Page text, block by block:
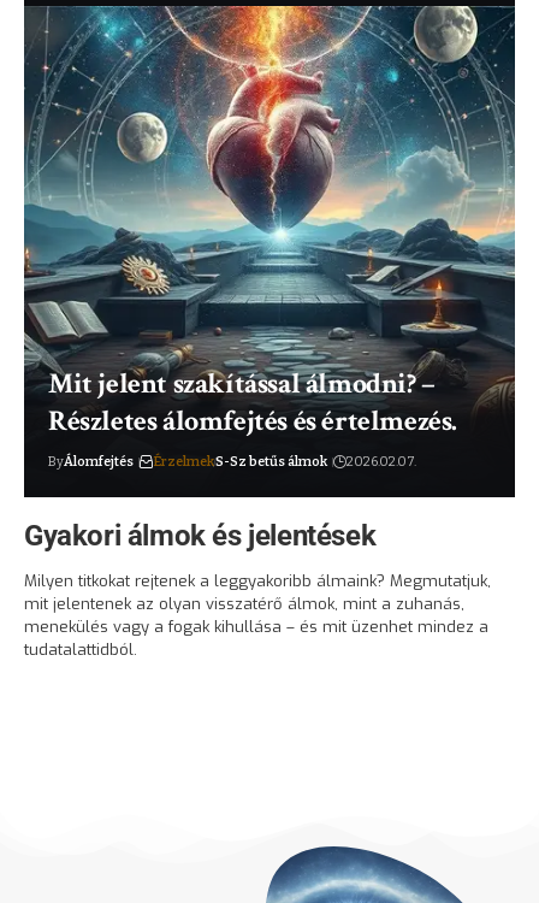
Mit jelent szakítással álmodni? –
Részletes álomfejtés és értelmezés.
ByÁlomfejtés ÉrzelmekS-Sz betűs álmok 2026.02.07.
Gyakori álmok és jelentések
Milyen titkokat rejtenek a leggyakoribb álmaink? Megmutatjuk,
mit jelentenek az olyan visszatérő álmok, mint a zuhanás,
menekülés vagy a fogak kihullása – és mit üzenhet mindez a
tudatalattidból.